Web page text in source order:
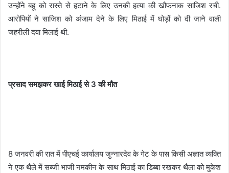
उन्होंने बहू को रास्ते से हटाने के लिए उनकी हत्या की खौफनाक साजिश रची.
आरोपियों ने साजिश को अंजाम देने के लिए मिठाई में घोड़ों को दी जाने वाली
जहरीली दवा मिलाई थी.
प्रसाद समझकर खाई मिठाई से 3 की मौत
8 जनवरी की रात में पीएचई कार्यालय जुन्नारदेव के गेट के पास किसी अज्ञात व्यक्ति
ने एक थैले में सब्जी भाजी नमकीन के साथ मिठाई का डिब्बा रखकर थैला को मुकेश